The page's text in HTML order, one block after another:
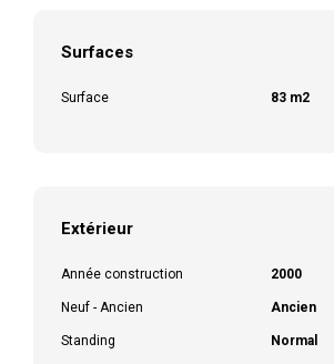
Surfaces
Surface 83 m2
Extérieur
Année construction 2000
Neuf - Ancien Ancien
Standing Normal